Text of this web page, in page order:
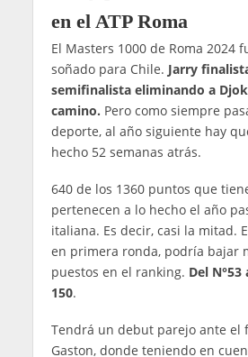
en el ATP Roma
El Masters 1000 de Roma 2024
soñado para Chile. Jarry
semifinalista eliminando a
camino. Pero como siempre
deporte, al año siguiente hay
hecho 52 semanas atrás.
640 de los 1360 puntos que
pertenecen a lo hecho el año
italiana. Es decir, casi la mitad.
en primera ronda, podría bajar
puestos en el ranking. Del
150.
Tendrá un debut parejo ante el
Gaston, donde teniendo en